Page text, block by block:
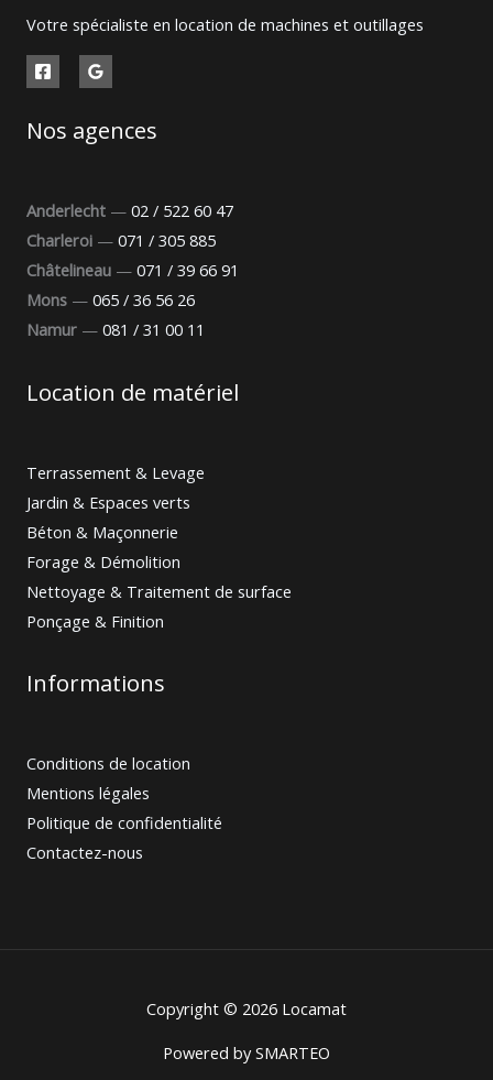
Votre spécialiste en location de machines et outillages
Nos agences
Anderlecht — 02 / 522 60 47
Charleroi — 071 / 305 885
Châtelineau — 071 / 39 66 91
Mons — 065 / 36 56 26
Namur — 081 / 31 00 11
Location de matériel
Terrassement & Levage
Jardin & Espaces verts
Béton & Maçonnerie
Forage & Démolition
Nettoyage & Traitement de surface
Ponçage & Finition
Informations
Conditions de location
Mentions légales
Politique de confidentialité
Contactez-nous
Copyright © 2026 Locamat
Powered bySMARTEO